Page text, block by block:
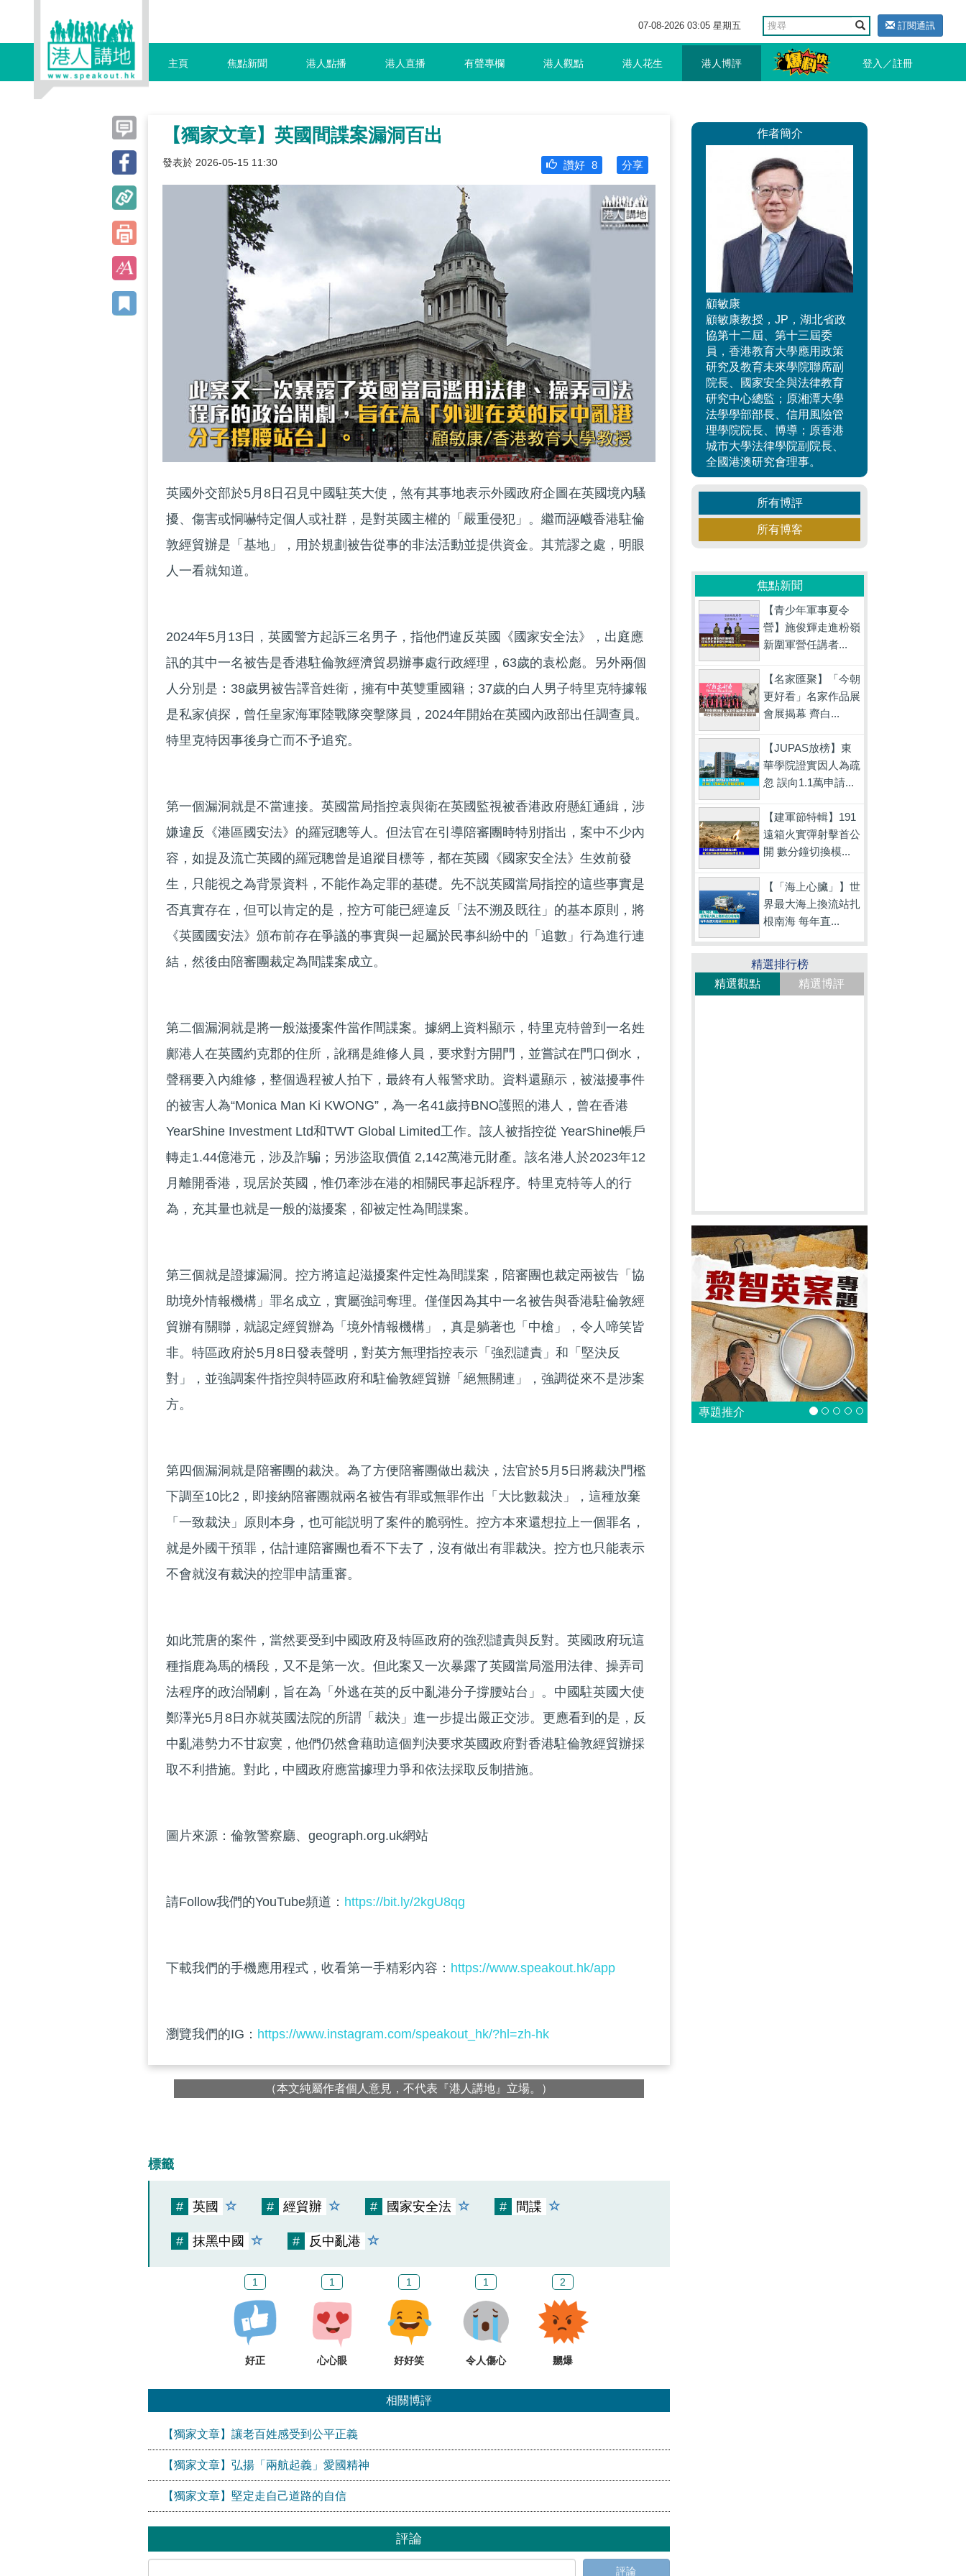
07-08-2026 03:05 星期五 訂閱通訊
主頁 焦點新聞 港人點播 港人直播 有聲專欄 港人觀點 港人花生 港人博評 登入／註冊
【獨家文章】英國間諜案漏洞百出
發表於 2026-05-15 11:30 分享
讚好 8
英國外交部於5月8日召見中國駐英大使，煞有其事地表示外國政府企圖在英國境內騷
擾、傷害或恫嚇特定個人或社群，是對英國主權的「嚴重侵犯」。繼而誣衊香港駐倫
敦經貿辦是「基地」，用於規劃被告從事的非法活動並提供資金。其荒謬之處，明眼
人一看就知道。
2024年5月13日，英國警方起訴三名男子，指他們違反英國《國家安全法》，出庭應
訊的其中一名被告是香港駐倫敦經濟貿易辦事處行政經理，63歲的袁松彪。另外兩個
人分別是：38歲男被告譯音姓衛，擁有中英雙重國籍；37歲的白人男子特里克特據報
是私家偵探，曾任皇家海軍陸戰隊突擊隊員，2024年開始在英國內政部出任調查員。
特里克特因事後身亡而不予追究。
第一個漏洞就是不當連接。英國當局指控袁與衛在英國監視被香港政府懸紅通緝，涉
嫌違反《港區國安法》的羅冠聰等人。但法官在引導陪審團時特別指出，案中不少內
容，如提及流亡英國的羅冠聰曾是追蹤目標等，都在英國《國家安全法》生效前發
生，只能視之為背景資料，不能作為定罪的基礎。先不説英國當局指控的這些事實是
否真實存在，但可以肯定的是，控方可能已經違反「法不溯及既往」的基本原則，將
《英國國安法》頒布前存在爭議的事實與一起屬於民事糾紛中的「追數」行為進行連
結，然後由陪審團裁定為間諜案成立。
第二個漏洞就是將一般滋擾案件當作間諜案。據網上資料顯示，特里克特曾到一名姓
鄺港人在英國約克郡的住所，訛稱是維修人員，要求對方開門，並嘗試在門口倒水，
聲稱要入內維修，整個過程被人拍下，最終有人報警求助。資料還顯示，被滋擾事件
的被害人為“Monica Man Ki KWONG”，為一名41歲持BNO護照的港人，曾在香港
YearShine Investment Ltd和TWT Global Limited工作。該人被指控從 YearShine帳戶
轉走1.44億港元，涉及詐騙；另涉盜取價值 2,142萬港元財產。該名港人於2023年12
月離開香港，現居於英國，惟仍牽涉在港的相關民事起訴程序。特里克特等人的行
為，充其量也就是一般的滋擾案，卻被定性為間諜案。
第三個就是證據漏洞。控方將這起滋擾案件定性為間諜案，陪審團也裁定兩被告「協
助境外情報機構」罪名成立，實屬強詞奪理。僅僅因為其中一名被告與香港駐倫敦經
貿辦有關聯，就認定經貿辦為「境外情報機構」，真是躺著也「中槍」，令人啼笑皆
非。特區政府於5月8日發表聲明，對英方無理指控表示「強烈譴責」和「堅決反
對」，並強調案件指控與特區政府和駐倫敦經貿辦「絕無關連」，強調從來不是涉案
方。
第四個漏洞就是陪審團的裁決。為了方便陪審團做出裁決，法官於5月5日將裁決門檻
下調至10比2，即接納陪審團就兩名被告有罪或無罪作出「大比數裁決」，這種放棄
「一致裁決」原則本身，也可能説明了案件的脆弱性。控方本來還想拉上一個罪名，
就是外國干預罪，估計連陪審團也看不下去了，沒有做出有罪裁決。控方也只能表示
不會就沒有裁決的控罪申請重審。
如此荒唐的案件，當然要受到中國政府及特區政府的強烈譴責與反對。英國政府玩這
種指鹿為馬的橋段，又不是第一次。但此案又一次暴露了英國當局濫用法律、操弄司
法程序的政治鬧劇，旨在為「外逃在英的反中亂港分子撐腰站台」。中國駐英國大使
鄭澤光5月8日亦就英國法院的所謂「裁決」進一步提出嚴正交涉。更應看到的是，反
中亂港勢力不甘寂寞，他們仍然會藉助這個判決要求英國政府對香港駐倫敦經貿辦採
取不利措施。對此，中國政府應當據理力爭和依法採取反制措施。
圖片來源：倫敦警察廳、geograph.org.uk網站
請Follow我們的YouTube頻道： https://bit.ly/2kgU8qg
下載我們的手機應用程式，收看第一手精彩內容： https://www.speakout.hk/app
瀏覽我們的IG： https://www.instagram.com/speakout_hk/?hl=zh-hk
（本文純屬作者個人意見，不代表『港人講地』立場。）
標籤
# 英國 # 經貿辦 # 國家安全法 # 間諜
# 抹黑中國 # 反中亂港
1
好正
1
心心眼
1
好好笑
1
令人傷心
2
嬲爆
相關博評
【獨家文章】讓老百姓感受到公平正義
【獨家文章】弘揚「兩航起義」愛國精神
【獨家文章】堅定走自己道路的自信
評論
評論
作者簡介
顧敏康
顧敏康教授，JP，湖北省政
協第十二屆、第十三屆委
員，香港教育大學應用政策
研究及教育未來學院聯席副
院長、國家安全與法律教育
研究中心總監；原湘潭大學
法學學部部長、信用風險管
理學院院長、博導；原香港
城市大學法律學院副院長、
全國港澳研究會理事。
所有博評
所有博客
焦點新聞
【青少年軍事夏令
營】施俊輝走進粉嶺
新圍軍營任講者...
【名家匯聚】「今朝
更好看」名家作品展
會展揭幕 齊白...
【JUPAS放榜】東
華學院證實因人為疏
忽 誤向1.1萬申請...
【建軍節特輯】191
遠箱火實彈射擊首公
開 數分鐘切換模...
【「海上心臟」】世
界最大海上換流站扎
根南海 每年直...
精選排行榜
精選觀點
精選博評
專題推介